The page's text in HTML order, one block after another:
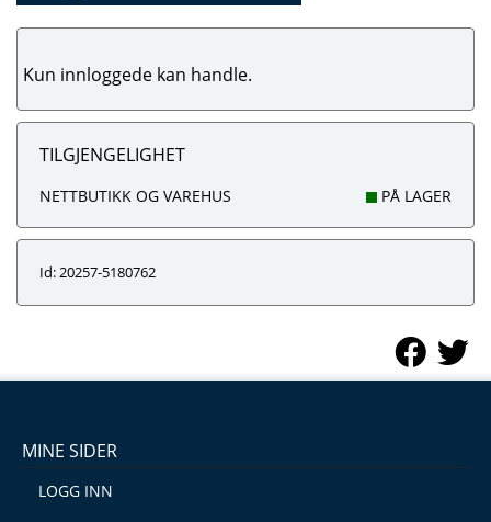
Kun innloggede kan handle.
TILGJENGELIGHET
NETTBUTIKK OG VAREHUS PÅ LAGER
Id: 20257-5180762
MINE SIDER
LOGG INN